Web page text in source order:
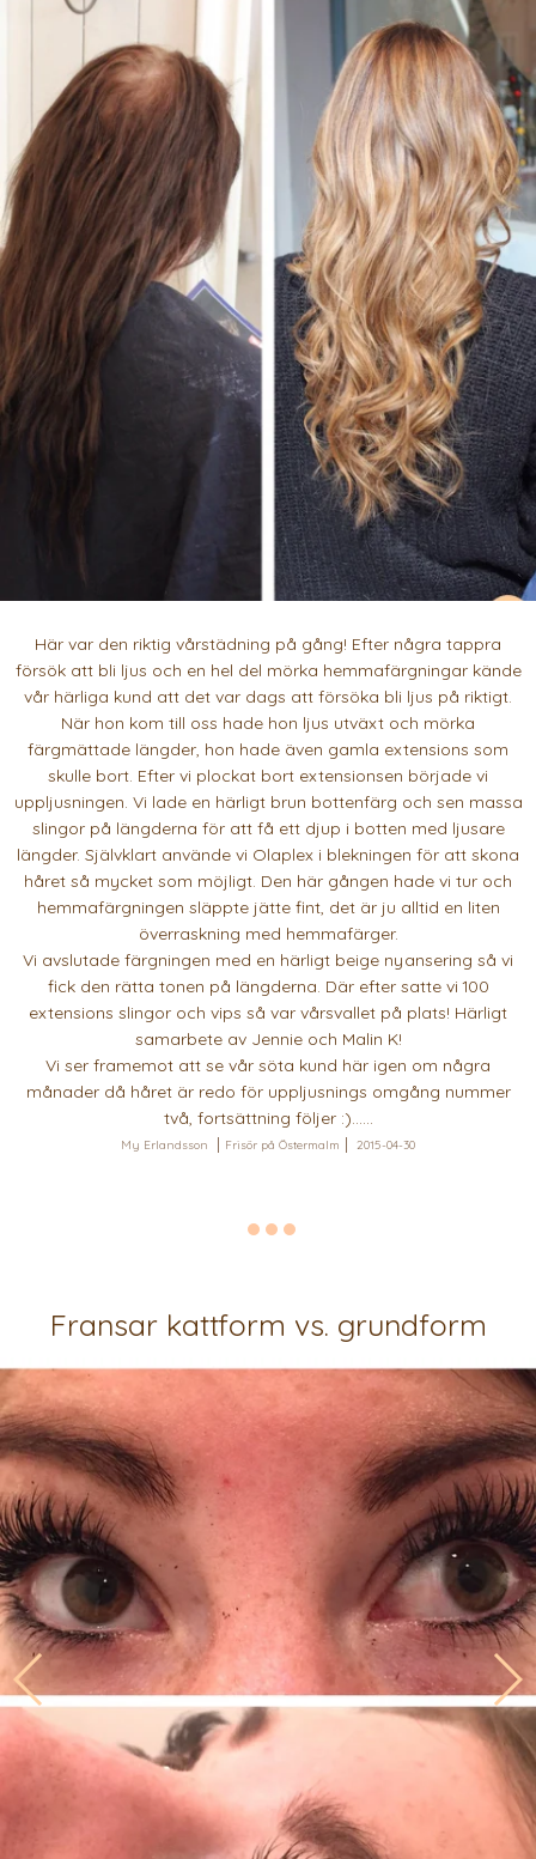
Här var den riktig vårstädning på gång! Efter några tappra
försök att bli ljus och en hel del mörka hemmafärgningar kände
vår härliga kund att det var dags att försöka bli ljus på riktigt.
När hon kom till oss hade hon ljus utväxt och mörka
färgmättade längder, hon hade även gamla extensions som
skulle bort. Efter vi plockat bort extensionsen började vi
uppljusningen. Vi lade en härligt brun bottenfärg och sen massa
slingor på längderna för att få ett djup i botten med ljusare
längder. Självklart använde vi Olaplex i blekningen för att skona
håret så mycket som möjligt. Den här gången hade vi tur och
hemmafärgningen släppte jätte fint, det är ju alltid en liten
överraskning med hemmafärger.
Vi avslutade färgningen med en härligt beige nyansering så vi
fick den rätta tonen på längderna. Där efter satte vi 100
extensions slingor och vips så var vårsvallet på plats! Härligt
samarbete av Jennie och Malin K!
Vi ser framemot att se vår söta kund här igen om några
månader då håret är redo för uppljusnings omgång nummer
två, fortsättning följer :)......
My Erlandsson Frisör på Östermalm 2015-04-30
Fransar kattform vs. grundform